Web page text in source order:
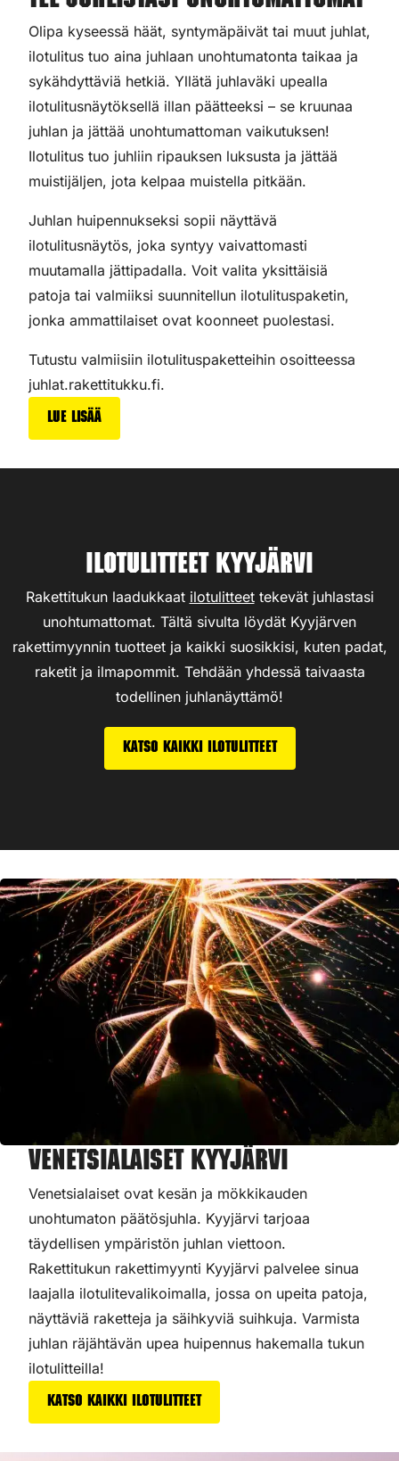
Olipa kyseessä häät, syntymäpäivät tai muut juhlat,
ilotulitus tuo aina juhlaan unohtumatonta taikaa ja
sykähdyttäviä hetkiä. Yllätä juhlaväki upealla
ilotulitusnäytöksellä illan päätteeksi – se kruunaa
juhlan ja jättää unohtumattoman vaikutuksen!
Ilotulitus tuo juhliin ripauksen luksusta ja jättää
muistijäljen, jota kelpaa muistella pitkään.
Juhlan huipennukseksi sopii näyttävä
ilotulitusnäytös, joka syntyy vaivattomasti
muutamalla jättipadalla. Voit valita yksittäisiä
patoja tai valmiiksi suunnitellun ilotulituspaketin,
jonka ammattilaiset ovat koonneet puolestasi.
Tutustu valmiisiin ilotulituspaketteihin osoitteessa
juhlat.rakettitukku.fi.
Lue lisää
Ilotulitteet Kyyjärvi
Rakettitukun laadukkaat ilotulitteettekevät juhlastasi
unohtumattomat. Tältä sivulta löydät Kyyjärven
rakettimyynnin tuotteet ja kaikki suosikkisi, kuten padat,
raketit ja ilmapommit. Tehdään yhdessä taivaasta
todellinen juhlanäyttämö!
Katso kaikki ilotulitteet
Venetsialaiset Kyyjärvi
Venetsialaiset ovat kesän ja mökkikauden
unohtumaton päätösjuhla. Kyyjärvi tarjoaa
täydellisen ympäristön juhlan viettoon.
Rakettitukun rakettimyynti Kyyjärvi palvelee sinua
laajalla ilotulitevalikoimalla, jossa on upeita patoja,
näyttäviä raketteja ja säihkyviä suihkuja. Varmista
juhlan räjähtävän upea huipennus hakemalla tukun
ilotulitteilla!
Katso kaikki ilotulitteet